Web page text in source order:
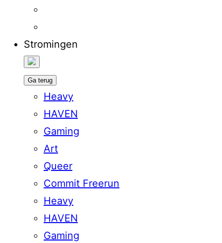
Stromingen
Ga terug
Heavy
HAVEN
Gaming
Art
Queer
Commit Freerun
Heavy
HAVEN
Gaming